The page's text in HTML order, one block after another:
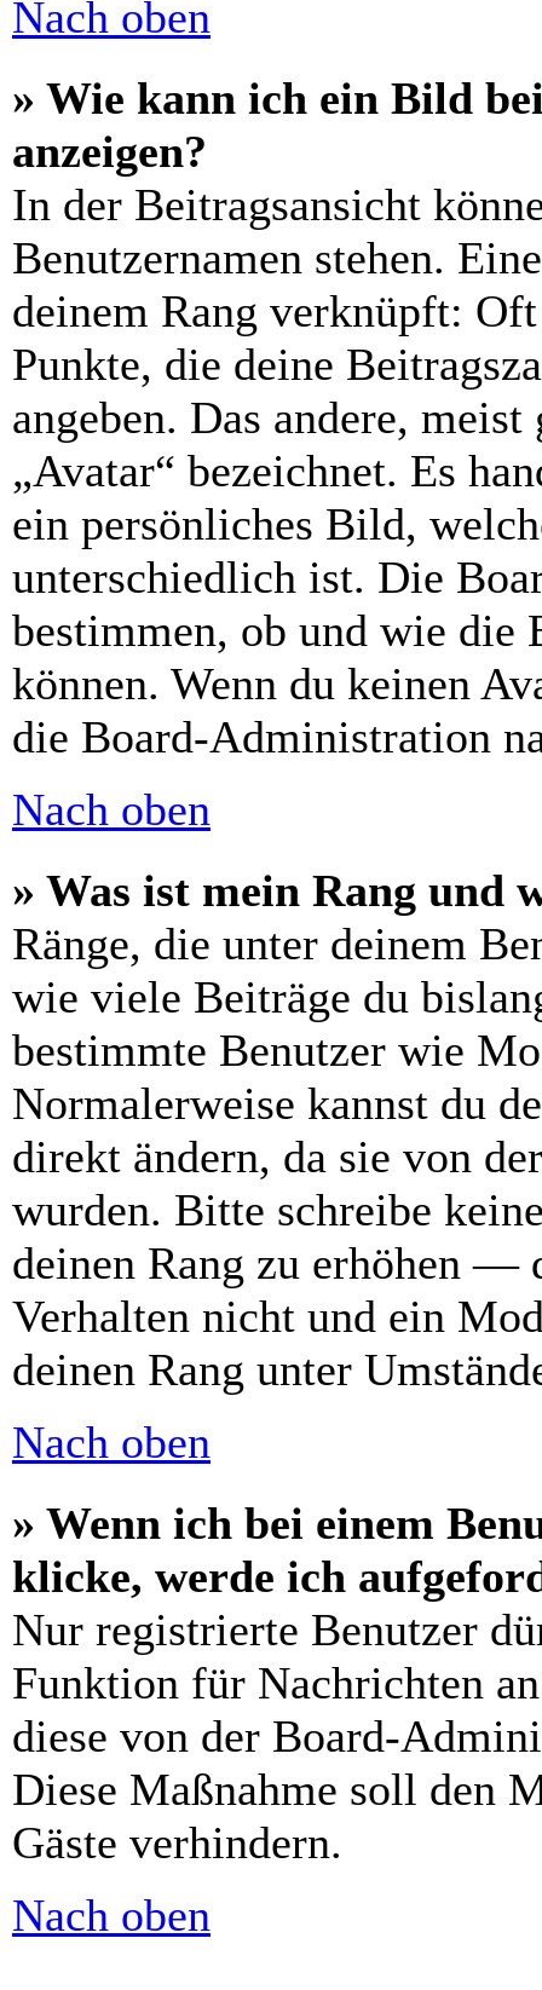
Nach oben
» Wie kann ich ein Bild
anzeigen?
In der Beitragsansicht
Benutzernamen stehen.
deinem Rang verknüpft:
Punkte, die deine
angeben. Das andere,
„Avatar“ bezeichnet. Es
ein persönliches Bild,
unterschiedlich ist. Die
bestimmen, ob und wie die
können. Wenn du keinen
die Board-Administration
Nach oben
» Was ist mein Rang und
Ränge, die unter deinem
wie viele Beiträge du
bestimmte Benutzer wie
Normalerweise kannst du
direkt ändern, da sie von
wurden. Bitte schreibe
deinen Rang zu erhöhen —
Verhalten nicht und ein
deinen Rang unter
Nach oben
» Wenn ich bei einem
klicke, werde ich
Nur registrierte Benutzer
Funktion für Nachrichten
diese von der Board-
Diese Maßnahme soll den
Gäste verhindern.
Nach oben